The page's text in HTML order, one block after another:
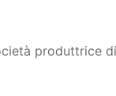
produttrice